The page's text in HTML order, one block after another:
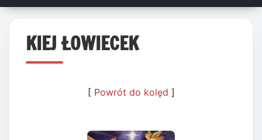
KIEJ ŁOWIECEK
[ Powrót do kolęd ]